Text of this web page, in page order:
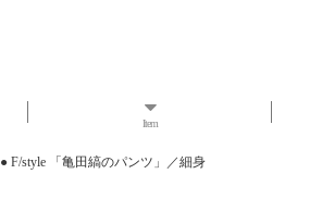
Item
● F/style 「亀田縞のパンツ」／細身